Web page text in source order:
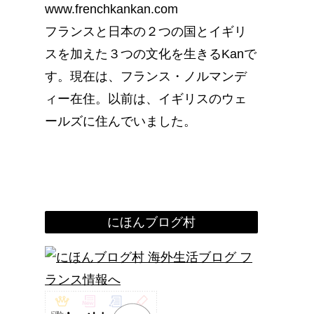
www.frenchkankan.com
フランスと日本の２つの国とイギリ
スを加えた３つの文化を生きるKanで
す。現在は、フランス・ノルマンデ
ィー在住。以前は、イギリスのウェ
ールズに住んでいました。
にほんブログ村